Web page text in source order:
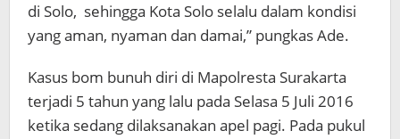
di Solo, sehingga Kota Solo selalu dalam kondisi
yang aman, nyaman dan damai,” pungkas Ade.
Kasus bom bunuh diri di Mapolresta Surakarta
terjadi 5 tahun yang lalu pada Selasa 5 Juli 2016
ketika sedang dilaksanakan apel pagi. Pada pukul